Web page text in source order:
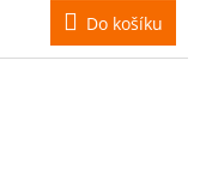
Do košíku